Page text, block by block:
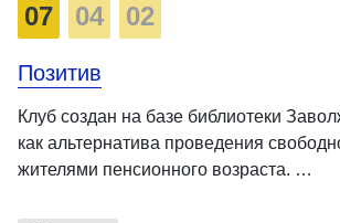
07 04 02
Позитив
Клуб создан на базе библиотеки
как альтернатива проведения
жителями пенсионного возраста. …